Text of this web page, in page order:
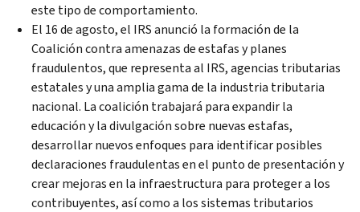
este tipo de comportamiento.
El 16 de agosto, el IRS anunció la formación de la
Coalición contra amenazas de estafas y planes
fraudulentos, que representa al IRS, agencias tributarias
estatales y una amplia gama de la industria tributaria
nacional. La coalición trabajará para expandir la
educación y la divulgación sobre nuevas estafas,
desarrollar nuevos enfoques para identificar posibles
declaraciones fraudulentas en el punto de presentación y
crear mejoras en la infraestructura para proteger a los
contribuyentes, así como a los sistemas tributarios